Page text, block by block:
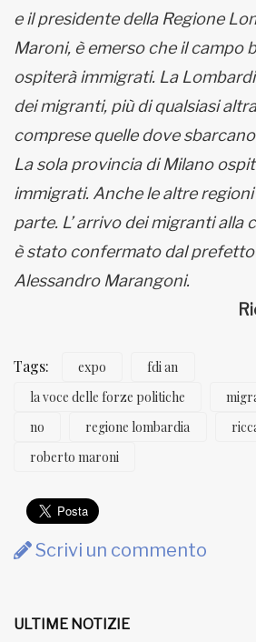
e il presidente della Regione
Maroni, è emerso che il campo
ospiterà immigrati. La
dei migranti, più di qualsiasi
comprese quelle dove
La sola provincia di Milano
immigrati. Anche le altre
parte. L’ arrivo dei migranti alla
è stato confermato dal prefetto
Alessandro Marangoni.
Tags: expo
fdi an
la voce delle forze politiche
no
regione lombardia
roberto maroni
Scrivi un commento
ULTIME NOTIZIE